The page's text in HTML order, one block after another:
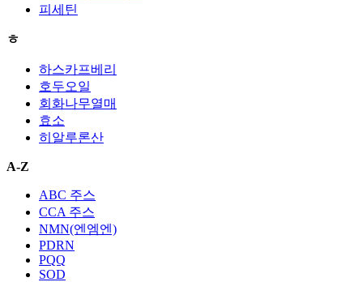
피세틴
ㅎ
하스카프베리
호두오일
회화나무열매
효소
히알루론산
A-Z
ABC 주스
CCA 주스
NMN(엔엠엔)
PDRN
PQQ
SOD